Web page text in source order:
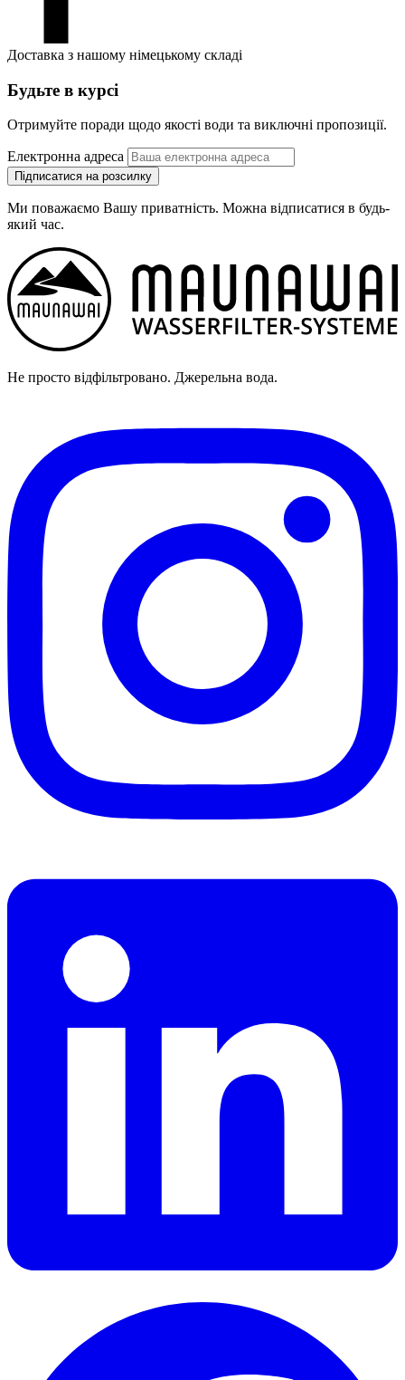
Доставка з нашому німецькому складі
Будьте в курсі
Отримуйте поради щодо якості води та виключні пропозиції.
Електронна адреса
Підписатися на розсилку
Ми поважаємо Вашу приватність. Можна відписатися в будь-
який час.
Не просто відфільтровано. Джерельна вода.